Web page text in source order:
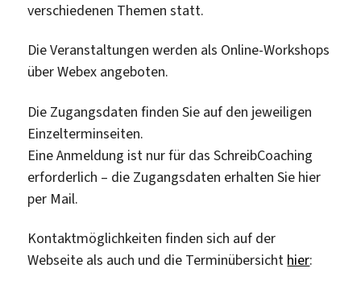
verschiedenen Themen statt.
Die Veranstaltungen werden als Online-Workshops
über Webex angeboten.
Die Zugangsdaten finden Sie auf den jeweiligen
Einzelterminseiten.
Eine Anmeldung ist nur für das SchreibCoaching
erforderlich – die Zugangsdaten erhalten Sie hier
per Mail.
Kontaktmöglichkeiten finden sich auf der
Webseite als auch und die Terminübersicht hier: